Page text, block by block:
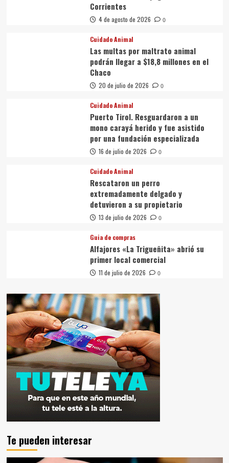
Corrientes
4 de agosto de 2026 0
Cuidado Animal
Las multas por maltrato animal
podrán llegar a $18,8 millones en el
Chaco
20 de julio de 2026 0
Cuidado Animal
Puerto Tirol. Resguardaron a un
mono carayá herido y fue asistido
por una fundación especializada
16 de julio de 2026 0
Cuidado Animal
Rescataron un perro
extremadamente delgado y
detuvieron a su propietario
13 de julio de 2026 0
Guia de compras
Alfajores «La Trigueñita» abrió su
primer local comercial
11 de julio de 2026 0
Te pueden interesar